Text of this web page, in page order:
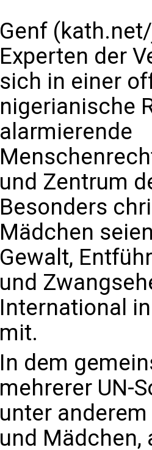
Genf
Experten der
sich in einer
nigerianische
alarmierende
und Zentrum
Besonders
Mädchen
Gewalt,
und
International
mit.
In dem
mehrerer UN-
unter
und